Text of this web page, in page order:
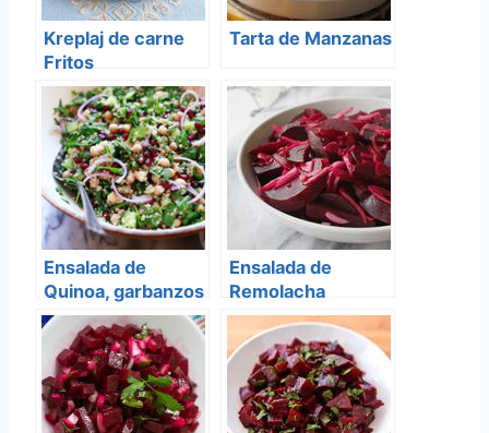
Kreplaj de carne
Fritos
Tarta de Manzanas
Ensalada de
Quinoa, garbanzos
y granada
Ensalada de
Remolacha